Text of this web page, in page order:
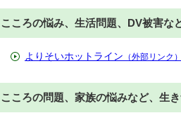
こころの悩み、生活問題、DV被害な
よりそいホットライン （外部リンク）
こころの問題、家族の悩みなど、生